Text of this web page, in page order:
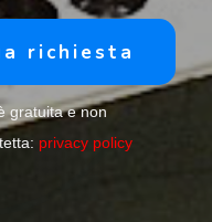
gratuita e non
privacy policy